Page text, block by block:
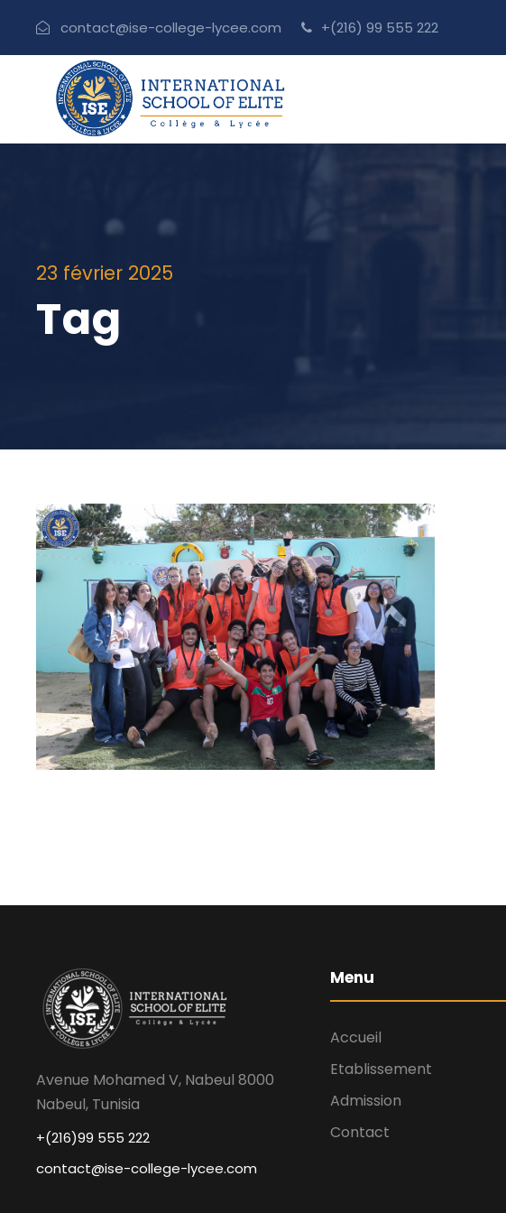
contact@ise-college-lycee.com +(216) 99 555 222
23 février 2025
Tag
Avenue Mohamed V, Nabeul 8000
Nabeul, Tunisia
+(216)99 555 222
contact@ise-college-lycee.com
Menu
Accueil
Etablissement
Admission
Contact